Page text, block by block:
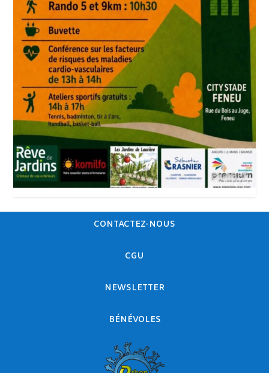
CONTACTEZ-NOUS
CGU
NEWSLETTER
BÉNÉVOLES